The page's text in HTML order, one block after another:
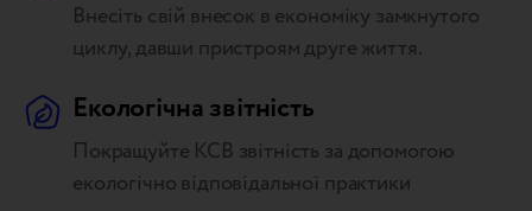
Внесіть свій внесок в економіку замкнутого
циклу, давши пристроям друге життя.
Екологічна звітність
Покращуйте КСВ звітність за допомогою
екологічно відповідальної практики